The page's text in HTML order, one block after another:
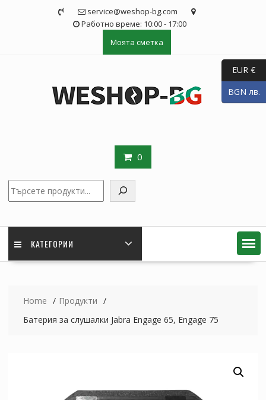
service@weshop-bg.com
Работно време: 10:00 - 17:00
Моята сметка
0
КАТЕГОРИИ
Home
Продукти
Батерия за слушалки Jabra Engage 65, Engage 75
EUR €
BGN лв.